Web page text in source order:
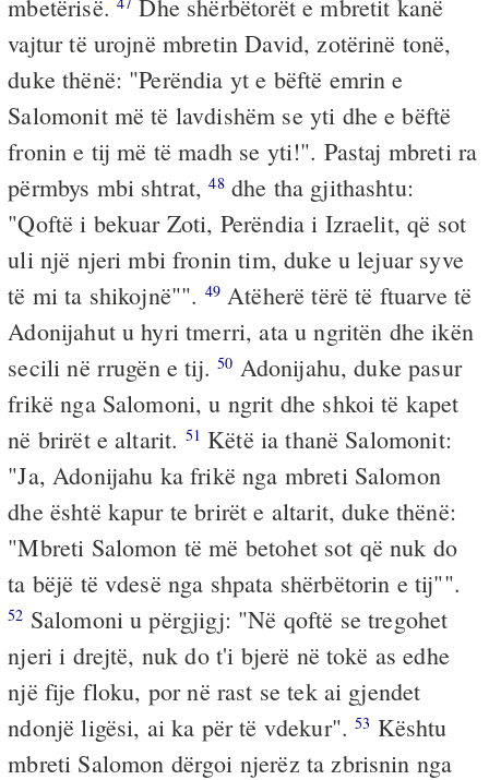
mbetërisë.
Dhe shërbëtorët e mbretit kanë
vajtur të urojnë mbretin David, zotërinë tonë,
duke thënë: "Perëndia yt e bëftë emrin e
Salomonit më të lavdishëm se yti dhe e bëftë
fronin e tij më të madh se yti!". Pastaj mbreti ra
përmbys mbi shtrat,48dhe tha gjithashtu:
"Qoftë i bekuar Zoti, Perëndia i Izraelit, që sot
uli një njeri mbi fronin tim, duke u lejuar syve
të mi ta shikojnë"". 49Atëherë tërë të ftuarve të
Adonijahut u hyri tmerri, ata u ngritën dhe ikën
secili në rrugën e tij.50 Adonijahu, duke pasur
frikë nga Salomoni, u ngrit dhe shkoi të kapet
në brirët e altarit. 51 Këtë ia thanë Salomonit:
"Ja, Adonijahu ka frikë nga mbreti Salomon
dhe është kapur te brirët e altarit, duke thënë:
"Mbreti Salomon të më betohet sot që nuk do
ta bëjë të vdesë nga shpata shërbëtorin e tij"".
52 Salomoni u përgjigj: "Në qoftë se tregohet
njeri i drejtë, nuk do t'i bjerë në tokë as edhe
një fije floku, por në rast se tek ai gjendet
ndonjë ligësi, ai ka për të vdekur".53 Kështu
mbreti Salomon dërgoi njerëz ta zbrisnin nga